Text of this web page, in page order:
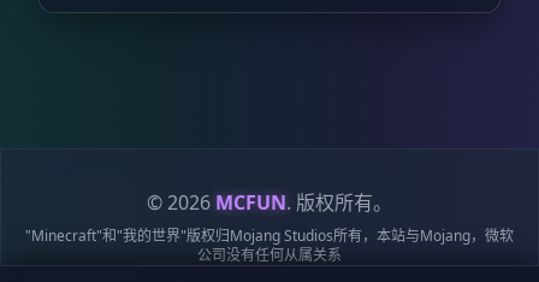
© 2026 MCFUN. 版权所有。
"Minecraft"和"我的世界"版权归Mojang Studios所有，本站与Mojang，微软
公司没有任何从属关系